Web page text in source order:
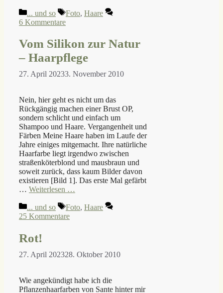
Kategorien
... und so Schlagwörter
Foto, Haare
6 Kommentare
Vom Silikon zur Natur
– Haarpflege
27. April 20233. November 2010
Nein, hier geht es nicht um das
Rückgängig machen einer Brust OP,
sondern schlicht und einfach um
Shampoo und Haare. Vergangenheit und
Färben Meine Haare haben im Laufe der
Jahre einiges mitgemacht. Ihre natürliche
Haarfarbe liegt irgendwo zwischen
straßenköterblond und mausbraun und
soweit zurück, dass kaum Bilder davon
existieren [Bild 1]. Das erste Mal gefärbt
… Weiterlesen …
Kategorien
... und so Schlagwörter
Foto, Haare
25 Kommentare
Rot!
27. April 202328. Oktober 2010
Wie angekündigt habe ich die
Pflanzenhaarfarben von Sante hinter mir